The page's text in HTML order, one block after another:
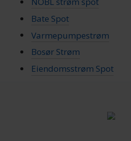
Bate Spot
Varmepumpestrøm
Bosør Strøm
Eiendomsstrøm Spot